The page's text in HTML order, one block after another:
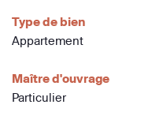
Type de bien
Appartement
Maître d'ouvrage
Particulier